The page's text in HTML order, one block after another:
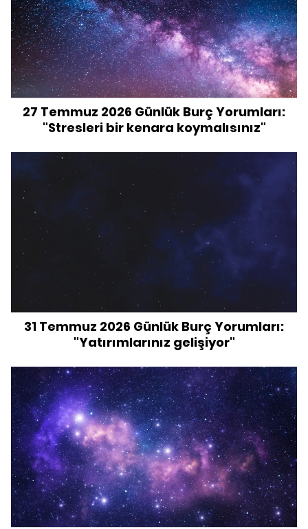
27 Temmuz 2026 Günlük Burç Yorumları:
"Stresleri bir kenara koymalısınız"
31 Temmuz 2026 Günlük Burç Yorumları:
"Yatırımlarınız gelişiyor"